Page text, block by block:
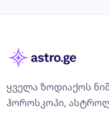
ყველა ზოდიაქოს
ჰოროსკოპი,